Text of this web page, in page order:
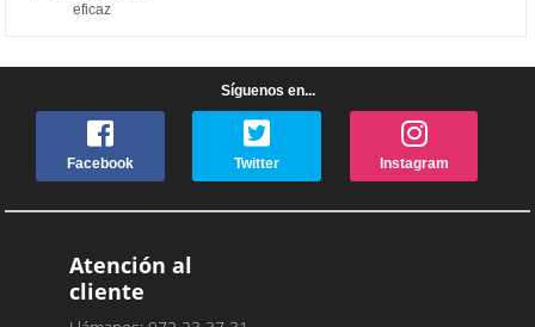
eficaz
Síguenos en...
Facebook Twitter Instagram
Atención al
cliente